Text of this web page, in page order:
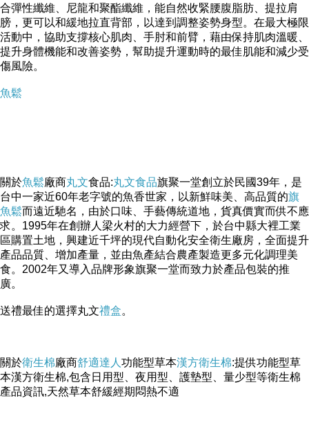
合彈性纖維、尼龍和聚酯纖維，能自然收緊腰腹脂肪、提拉肩
膀，更可以和緩地拉直背部，以達到調整姿勢身型。在最大極限
活動中，協助支撐核心肌肉、手肘和前臂，藉由保持肌肉溫暖、
提升身體機能和改善姿勢，幫助提升運動時的最佳肌能和減少受
傷風險。
魚鬆
關於魚鬆廠商丸文食品:丸文食品旗聚一堂創立於民國39年，是
台中一家近60年老字號的魚香世家，以新鮮味美、高品質的旗
魚鬆而遠近馳名，由於口味、手藝傳統道地，貨真價實而供不應
求。1995年在創辦人梁火村的大力經營下，於台中縣大裡工業
區購置土地，興建近千坪的現代自動化安全衛生廠房，全面提升
產品品質、增加產量，並由魚產結合農產製造更多元化調理美
食。2002年又導入品牌形象旗聚一堂而致力於產品包裝的推
廣。
送禮最佳的選擇丸文禮盒。
關於衛生棉廠商舒適達人 功能型草本漢方衛生棉:提供功能型草
本漢方衛生棉,包含日用型、夜用型、護墊型、量少型等衛生棉
產品資訊,天然草本舒緩經期悶熱不適